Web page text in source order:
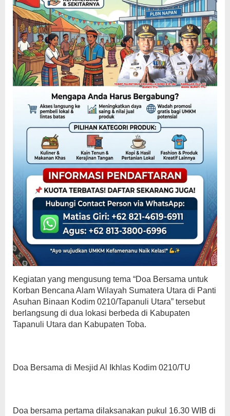
Kegiatan yang mengusung tema “Doa Bersama untuk
Korban Bencana Alam Wilayah Sumatera Utara di Panti
Asuhan Binaan Kodim 0210/Tapanuli Utara” tersebut
berlangsung di dua lokasi berbeda di Kabupaten
Tapanuli Utara dan Kabupaten Toba.
Doa Bersama di Mesjid Al Ikhlas Kodim 0210/TU
Doa bersama pertama dilaksanakan pukul 16.30 WIB di